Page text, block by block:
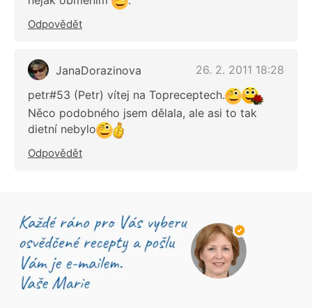
Odpovědět
JanaDorazinova
26. 2. 2011 18:28
petr#53 (Petr) vítej na Topreceptech.
Něco podobného jsem dělala, ale asi to tak
dietní nebylo
Odpovědět